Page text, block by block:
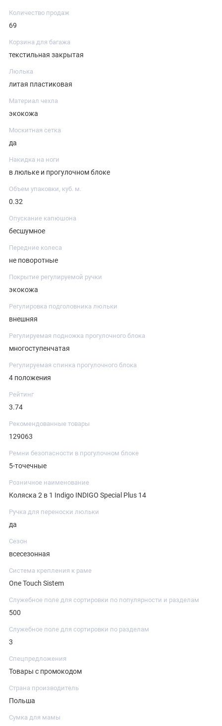
Количество продаж
69
Корзина для багажа
текстильная закрытая
Люлька
литая пластиковая
Материал чехла
экокожа
Москитная сетка
да
Накидка на ноги
в люльке и прогулочном блоке
Объем упаковки, куб. м.
0.32
Опускание капюшона
бесшумное
Передние колеса
не поворотные
Покрытие регулируемой ручки
экокожа
Регулировка подголовника люльки
внешняя
Регулируемая подножка прогулочного блока
многоступенчатая
Регулируемая спинка прогулочного блока
4 положения
Рейтинг
3.74
Рекомендованные товары
129063
Ремни безопасности в прогулочном блоке
5-точечные
Розничное наименование
Коляска 2 в 1 Indigo INDIGO Special Plus 14
Ручка для переноски люльки
да
Сезон
всесезонная
Система крепления к раме
One Touch Sistem
Служебное поле для сортировки по популярности и разделам
500
Служебное поле для сортировки по разделам
3
Спецпредложения
Товары с промокодом
Страна производитель
Польша
Сумка для мамы